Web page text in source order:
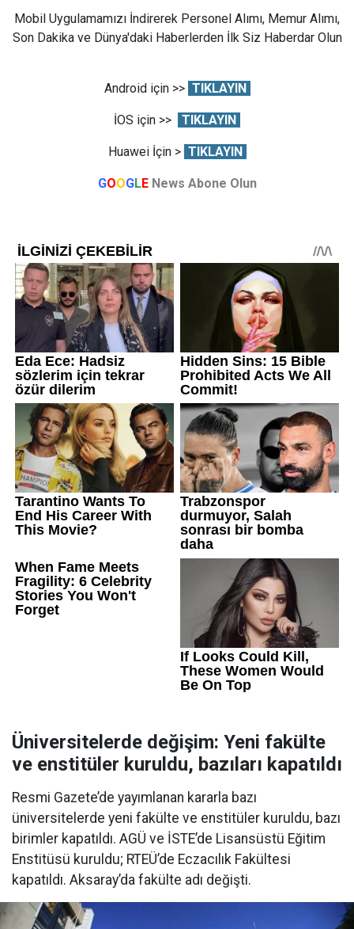
Mobil Uygulamamızı İndirerek Personel Alımı, Memur Alımı,
Son Dakika ve Dünya'daki Haberlerden İlk Siz Haberdar Olun
Android için >> TIKLAYIN
İOS için >> TIKLAYIN
Huawei İçin > TIKLAYIN
GOOGLE News Abone Olun
Üniversitelerde değişim: Yeni fakülte
ve enstitüler kuruldu, bazıları kapatıldı
Resmi Gazete’de yayımlanan kararla bazı
üniversitelerde yeni fakülte ve enstitüler kuruldu, bazı
birimler kapatıldı. AGÜ ve İSTE’de Lisansüstü Eğitim
Enstitüsü kuruldu; RTEÜ’de Eczacılık Fakültesi
kapatıldı. Aksaray’da fakülte adı değişti.